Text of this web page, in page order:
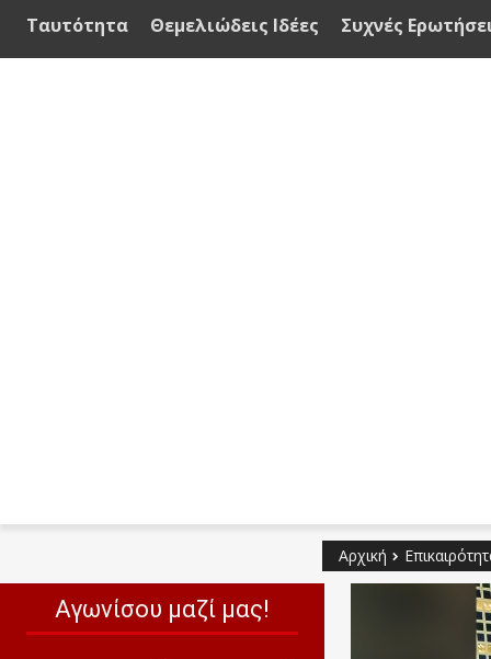
Ταυτότητα Θεμελιώδεις Ιδέες Συχνές
Αρχική
Αγωνίσου μαζί μας!